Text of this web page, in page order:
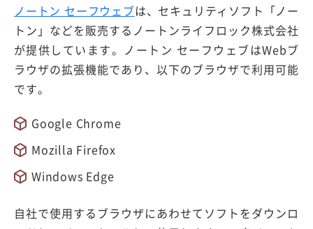
ノートン セーフウェブは、セキュリティソフト「ノー
トン」などを販売するノートンライフロック株式会社
が提供しています。ノートン セーフウェブはWebブ
ラウザの拡張機能であり、以下のブラウザで利用可能
です。
Google Chrome
Mozilla Firefox
Windows Edge
自社で使用するブラウザにあわせてソフトをダウンロ